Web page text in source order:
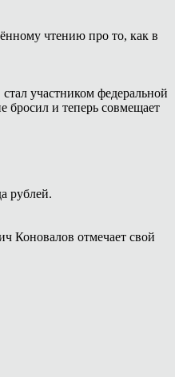
чтению про то, как в
участником федеральной
бросил и теперь совмещает
рублей.
Коновалов отмечает свой